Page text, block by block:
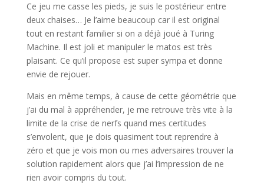
Ce jeu me casse les pieds, je suis le postérieur entre
deux chaises… Je l’aime beaucoup car il est original
tout en restant familier si on a déjà joué à Turing
Machine. Il est joli et manipuler le matos est très
plaisant. Ce qu’il propose est super sympa et donne
envie de rejouer.
Mais en même temps, à cause de cette géométrie que
j’ai du mal à appréhender, je me retrouve très vite à la
limite de la crise de nerfs quand mes certitudes
s’envolent, que je dois quasiment tout reprendre à
zéro et que je vois mon ou mes adversaires trouver la
solution rapidement alors que j’ai l’impression de ne
rien avoir compris du tout.